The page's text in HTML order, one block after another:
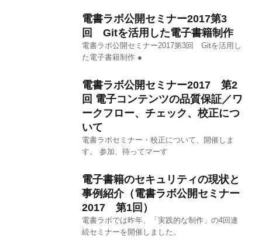
電書ラボ公開セミナー2017第3
回 Gitを活用した電子書籍制作
電書ラボ公開セミナー2017第3回 Gitを活用し
た電子書籍制作 ●
電書ラボ公開セミナー2017 第2
回 電子コンテンツの品質保証／ワ
ークフロー、チェック、校正につ
いて
電書ラボセミナー・校正について、開催しま
す。 参加、待ってマーす
電子書籍のセキュリティの現状と
事例紹介（電書ラボ公開セミナー
2017 第1回）
電書ラボでは昨年、「実践的な制作」の4回連
続セミナーを開催しました。